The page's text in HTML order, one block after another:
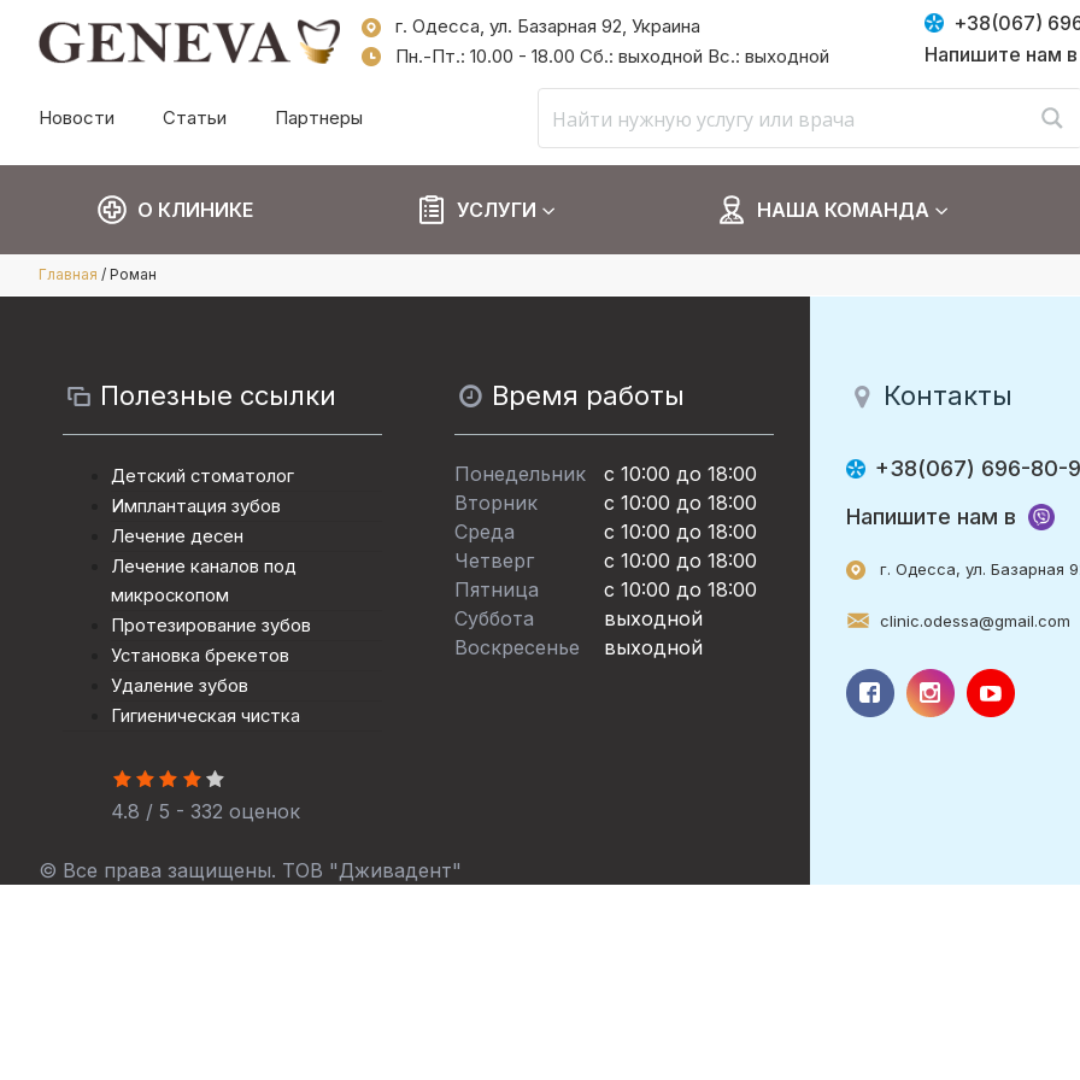
г. Одесса, ул. Базарная 92, Украина
Пн.-Пт.: 10.00 - 18.00 Сб.: выходной Вс.: выходной
+38(067)
Напишите нам в
Новости Статьи Партнеры
О КЛИНИКЕ УСЛУГИ НАША КОМАНДА
Главная / Роман
Полезные ссылки
Детский стоматолог
Имплантация зубов
Лечение десен
Лечение каналов под
микроскопом
Протезирование зубов
Установка брекетов
Удаление зубов
Гигиеническая чистка
4.8 / 5 - 332 оценок
Время работы
Понедельник
с 10:00 до 18:00
Вторник
с 10:00 до 18:00
Среда
с 10:00 до 18:00
Четверг
с 10:00 до 18:00
Пятница
c 10:00 до 18:00
Суббота
выходной
Воскресенье
выходной
© Все права защищены. ТОВ "Дживадент"
Контакты
+38(067) 696-80-
Напишите нам в
г. Одесса, ул. Базарная
clinic.odessa@gmail.com